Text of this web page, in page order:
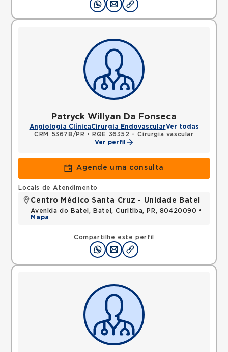
Patryck Willyan Da Fonseca
Angiologia ClínicaCirurgia EndovascularVer todas
CRM 53678/PR •
RQE 36352 - Cirurgia vascular
Ver perfil
Agende uma consulta
Compartilhe este perfil
Locais de Atendimento
Centro Médico Santa Cruz - Unidade Batel
Avenida do Batel, Batel, Curitiba, PR, 80420090 •
Mapa